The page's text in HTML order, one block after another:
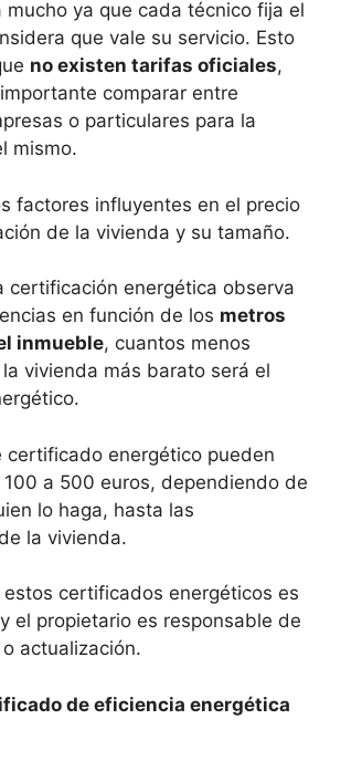
mucho ya que cada técnico fija el
que vale su servicio. Esto
no existen tarifas oficiales,
comparar entre
o particulares para la
mismo.
factores influyentes en el precio
de la vivienda y su tamaño.
certificación energética observa
en función de los metros
inmueble, cuantos menos
vivienda más barato será el
certificado energético pueden
a 500 euros, dependiendo de
lo haga, hasta las
la vivienda.
certificados energéticos es
el propietario es responsable de
actualización.
de eficiencia energética